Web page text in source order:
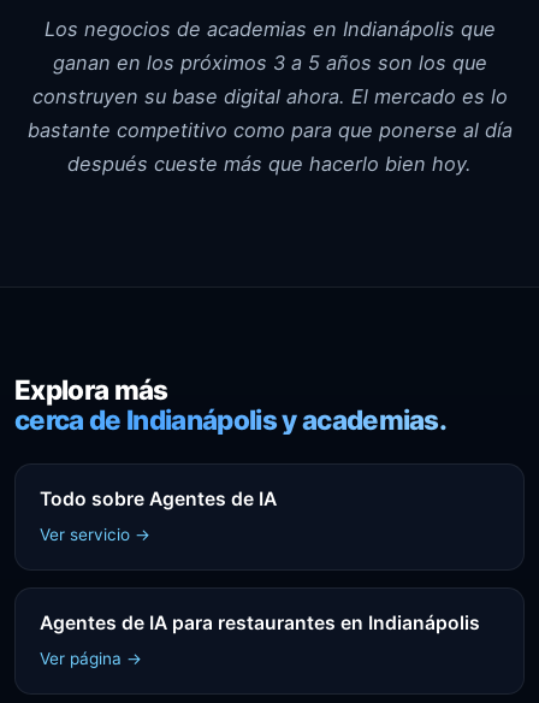
Los negocios de academias en Indianápolis que
ganan en los próximos 3 a 5 años son los que
construyen su base digital ahora. El mercado es lo
bastante competitivo como para que ponerse al día
después cueste más que hacerlo bien hoy.
Explora más
cerca de Indianápolis y academias.
Todo sobre Agentes de IA
Ver servicio →
Agentes de IA para restaurantes en Indianápolis
Ver página →